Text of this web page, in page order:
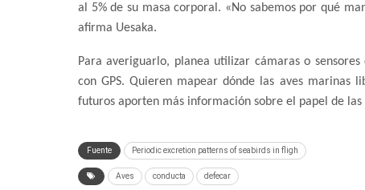
al 5% de su masa corporal. «No sabemos por qué
afirma Uesaka.
Para averiguarlo, planea utilizar cámaras o
con GPS. Quieren mapear dónde las aves marinas
futuros aporten más información sobre el papel de
Fuente Periodic excretion patterns of seabirds in fligh
Aves conducta defecar